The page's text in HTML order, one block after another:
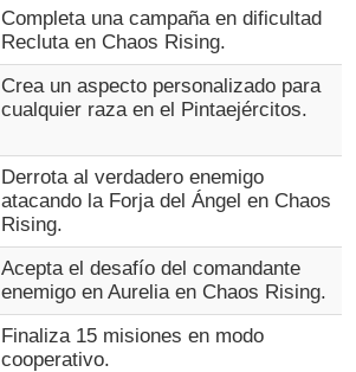
Completa una campaña en dificultad
Recluta en Chaos Rising.
Crea un aspecto personalizado para
cualquier raza en el Pintaejércitos.
Derrota al verdadero enemigo
atacando la Forja del Ángel en Chaos
Rising.
Acepta el desafío del comandante
enemigo en Aurelia en Chaos Rising.
Finaliza 15 misiones en modo
cooperativo.